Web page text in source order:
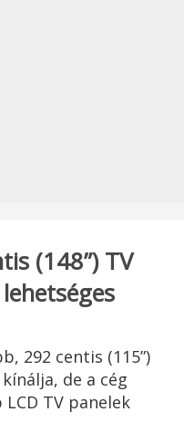
(148”) TV
292 centis (115”)
kínálja, de a cég
TV panelek